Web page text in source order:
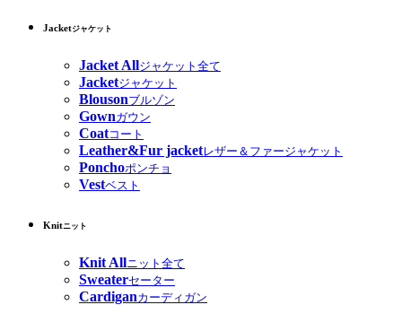
Jacketジャケット
Jacket Allジャケット全て
Jacketジャケット
Blousonブルゾン
Gownガウン
Coatコート
Leather&Fur jacketレザー＆ファージャケット
Ponchoポンチョ
Vestベスト
Knitニット
Knit Allニット全て
Sweaterセーター
Cardiganカーディガン